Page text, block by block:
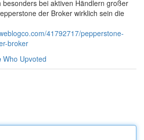
bei aktiven Händlern großer
der Broker wirklich sein die
41792717/pepperstone-
broker
Who Upvoted